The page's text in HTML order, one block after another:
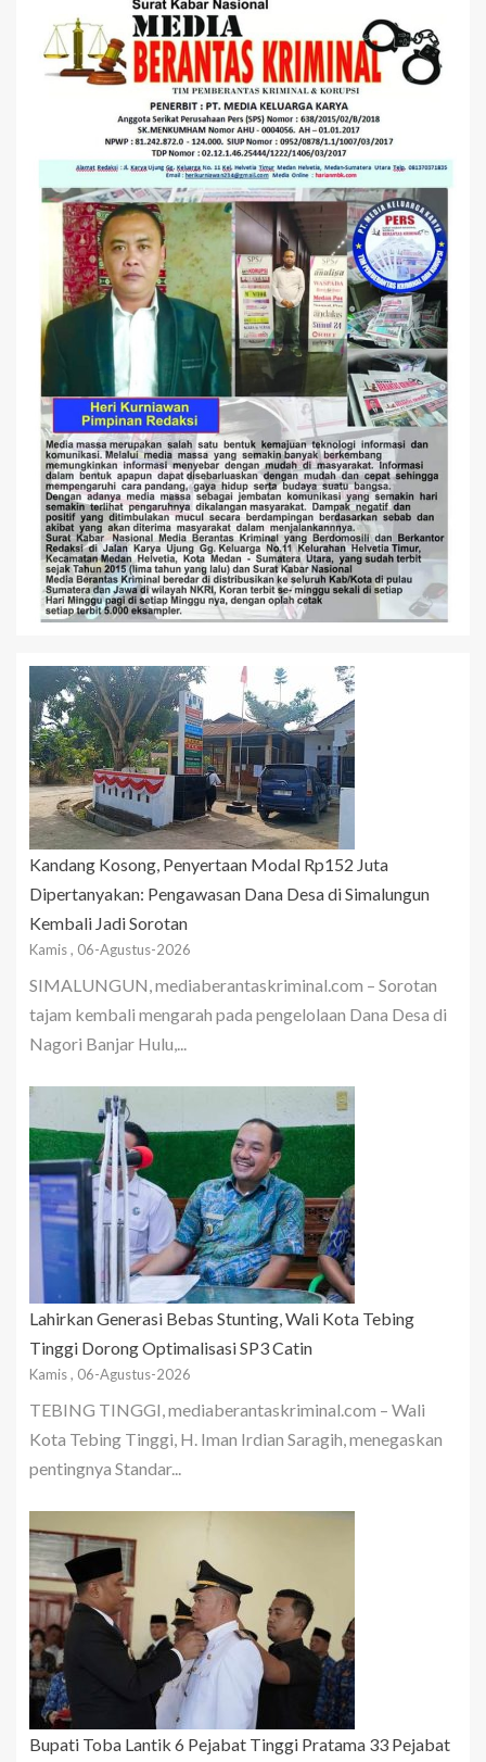
Kandang Kosong, Penyertaan Modal Rp152 Juta
Dipertanyakan: Pengawasan Dana Desa di Simalungun
Kembali Jadi Sorotan
Kamis , 06-Agustus-2026
SIMALUNGUN, mediaberantaskriminal.com – Sorotan
tajam kembali mengarah pada pengelolaan Dana Desa di
Nagori Banjar Hulu,...
Lahirkan Generasi Bebas Stunting, Wali Kota Tebing
Tinggi Dorong Optimalisasi SP3 Catin
Kamis , 06-Agustus-2026
TEBING TINGGI, mediaberantaskriminal.com – Wali
Kota Tebing Tinggi, H. Iman Irdian Saragih, menegaskan
pentingnya Standar...
Bupati Toba Lantik 6 Pejabat Tinggi Pratama 33 Pejabat